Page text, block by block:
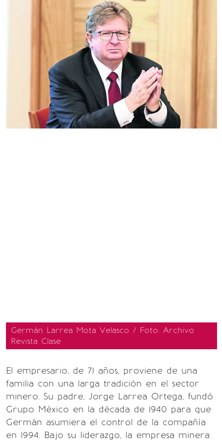
Germán Larrea Mota Velasco / Foto: Archivo
Revista Clase
El empresario, de 71 años, proviene de una
familia con una larga tradición en el sector
minero. Su padre, Jorge Larrea Ortega, fundó
Grupo México en la década de 1940 para que
Germán asumiera el control de la compañía
en 1994. Bajo su liderazgo, la empresa minera